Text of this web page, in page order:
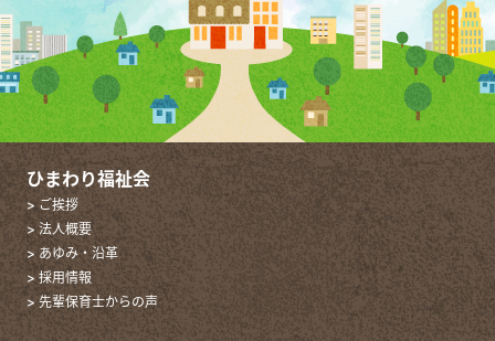
ひまわり福祉会
> ご挨拶
> 法人概要
> あゆみ・沿革
> 採用情報
> 先輩保育士からの声